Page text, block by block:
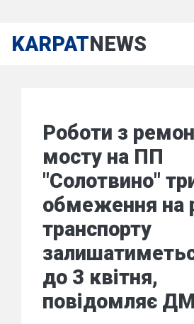
KARPATNEWS
Роботи з
мосту на ПП
"Солотвино"
обмеження на
транспорту
до 3 квітня,
повідомляє